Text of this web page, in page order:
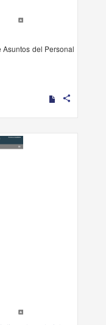
Asuntos del Personal
share